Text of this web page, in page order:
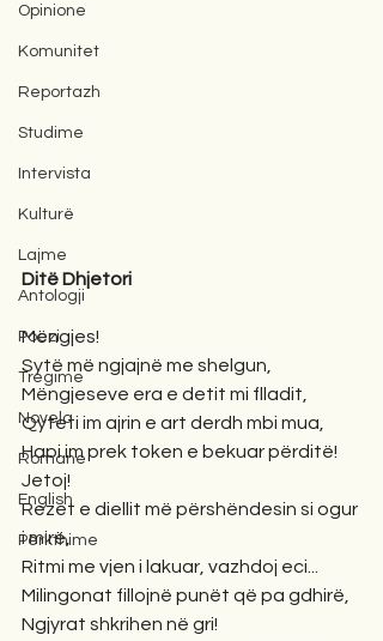
Opinione
Komunitet
Reportazh
Studime
Intervista
Kulturë
Lajme
Antologji
Poezi
Tregime
Novela
Romane
English
Përkthime
Ditë Dhjetori
Mëngjes!
Sytë më ngjajnë me shelgun,
Mëngjeseve era e detit mi flladit,
Qyteti im ajrin e art derdh mbi mua,
Hapi im prek token e bekuar përditë!
Jetoj!
Rezet e diellit më përshëndesin si ogur
i mirë,
Ritmi me vjen i lakuar, vazhdoj eci...
Milingonat fillojnë punët që pa gdhirë,
Ngjyrat shkrihen në gri!